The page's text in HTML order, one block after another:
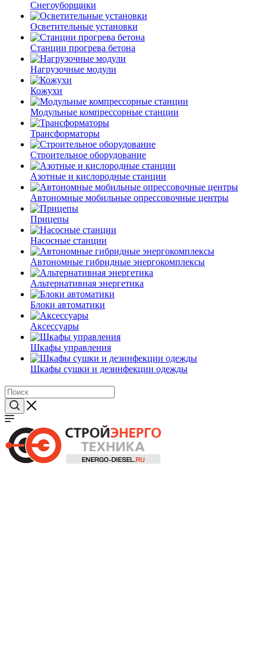
Снегоуборщики
Осветительные установки
Станции прогрева бетона
Нагрузочные модули
Кожухи
Модульные компрессорные станции
Трансформаторы
Строительное оборудование
Азотные и кислородные станции
Автономные мобильные опрессовочные центры
Прицепы
Насосные станции
Автономные гибридные энергокомплексы
Альтернативная энергетика
Блоки автоматики
Аксессуары
Шкафы управления
Шкафы сушки и дезинфекции одежды